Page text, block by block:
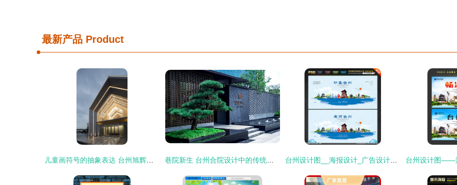
最新产品 Product